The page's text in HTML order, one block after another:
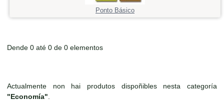
Ponto Básico
Dende 0 até 0 de 0 elementos
Actualmente non hai produtos dispoñibles nesta categoría
"Economía"